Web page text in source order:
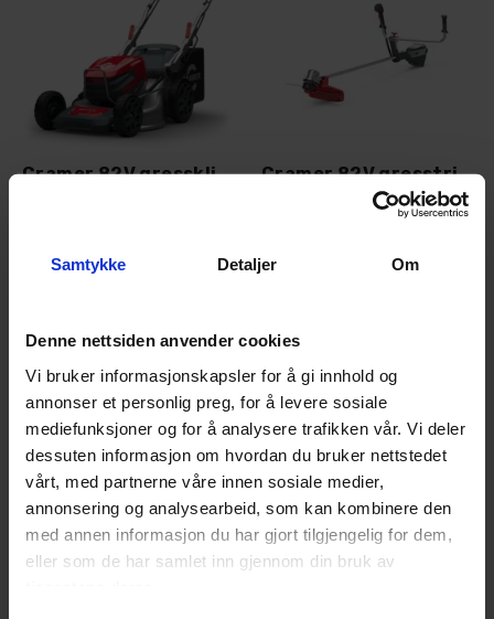
Samtykke Detaljer Om
Denne nettsiden anvender cookies
Vi bruker informasjonskapsler for å gi innhold og
annonser et personlig preg, for å levere sosiale
mediefunksjoner og for å analysere trafikken vår. Vi deler
dessuten informasjon om hvordan du bruker nettstedet
vårt, med partnerne våre innen sosiale medier,
annonsering og analysearbeid, som kan kombinere den
med annen informasjon du har gjort tilgjengelig for dem,
eller som de har samlet inn gjennom din bruk av
Cramer 82V gressklipper 82LM51SX
Kjøp
Cramer 82V gresstrimmer 82TB16